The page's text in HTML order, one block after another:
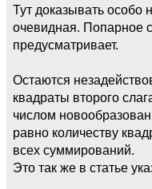
Тут доказывать особо
очевидная. Попарное
предусматривает.
Остаются
квадраты второго
числом
равно количеству
всех суммирований.
Это так же в статье